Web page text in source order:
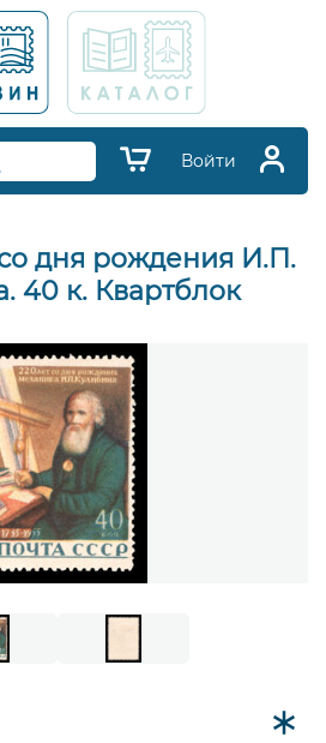
Войти
со дня рождения И.П.
40 к. Квартблок